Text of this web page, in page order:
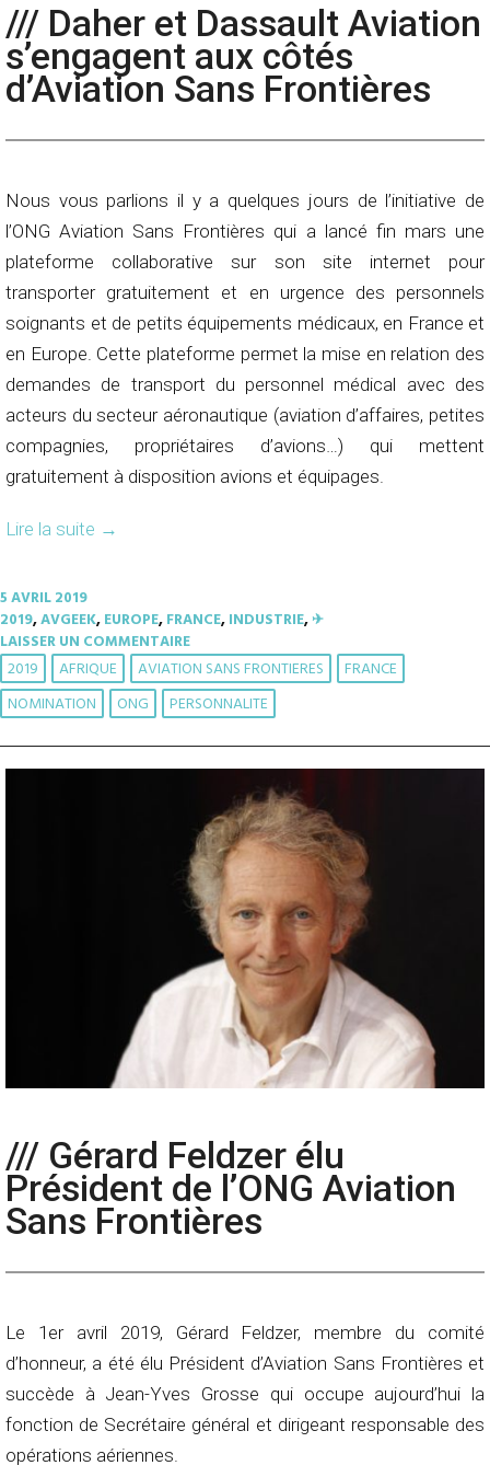
/// Daher et Dassault Aviation
s’engagent aux côtés
d’Aviation Sans Frontières
Nous vous parlions il y a quelques jours de l’initiative de
l’ONG Aviation Sans Frontières qui a lancé fin mars une
plateforme collaborative sur son site internet pour
transporter gratuitement et en urgence des personnels
soignants et de petits équipements médicaux, en France et
en Europe. Cette plateforme permet la mise en relation des
demandes de transport du personnel médical avec des
acteurs du secteur aéronautique (aviation d’affaires, petites
compagnies, propriétaires d’avions…) qui mettent
gratuitement à disposition avions et équipages.
Lire la suite →
5 AVRIL 2019
2019,AVGEEK,EUROPE,FRANCE,INDUSTRIE,✈︎
LAISSER UN COMMENTAIRE
2019 AFRIQUE AVIATION SANS FRONTIERES
FRANCE
NOMINATION
ONG PERSONNALITE
/// Gérard Feldzer élu
Président de l’ONG Aviation
Sans Frontières
Le 1er avril 2019, Gérard Feldzer, membre du comité
d’honneur, a été élu Président d’Aviation Sans Frontières et
succède à Jean-Yves Grosse qui occupe aujourd’hui la
fonction de Secrétaire général et dirigeant responsable des
opérations aériennes.